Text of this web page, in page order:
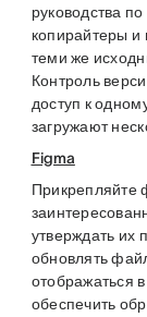
руководства
копирайтеры и
теми же
Контроль
доступ к
загружают
Figma
Прикрепляйте
утверждать их
обновлять
отображаться
обеспечить